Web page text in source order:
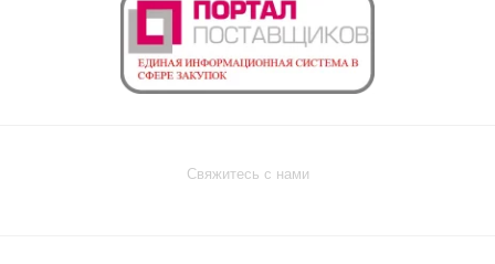
Свяжитесь с нами